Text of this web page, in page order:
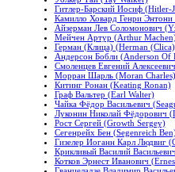
Гитлер-Барский Иосиф (Hitler-
Камилло Ховард Генри
Айзерман Лев Соломонович
Мейчен Артур (Arthur
Герман (Клица) (Herman
Андерсон Бобли (Anderson Of
Смоленцев Евгений
Морран Шарль (Moran Charles)
Китинг Ронан (Keating Ronan)
Граф Вальтер (Earl Walter)
Чайка Фёдор Васильевич
Луконин Николай Фёдорович
Рост Сергей (Growth Sergey)
Сегенрейх Бен (Segenreich
Гизелер Иоганн Карл Людвиг
Крикливый Василий
Котков Эрнест Иванович